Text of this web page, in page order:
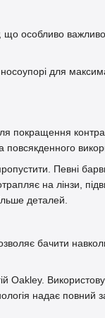
що особливо
для
покращення
Певні
на лінзи,
деталей.
бачити
Oakley.
надає повний